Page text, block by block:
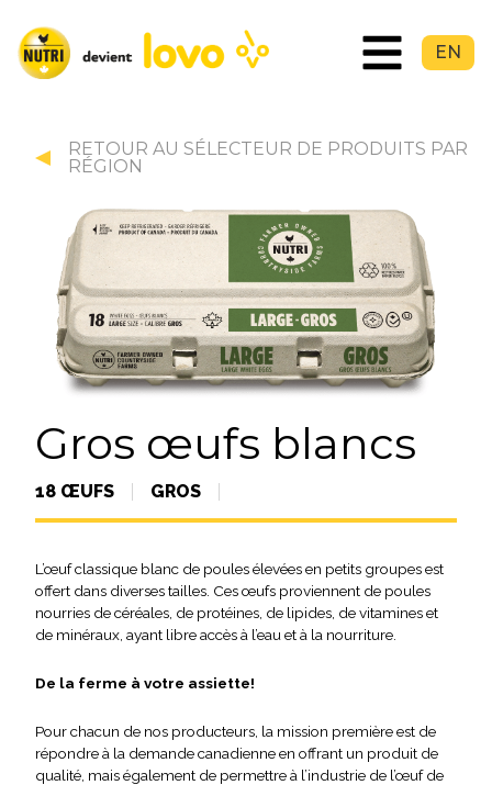
EN
RETOUR AU SÉLECTEUR DE PRODUITS PAR
RÉGION
Gros œufs blancs
18 ŒUFS GROS
L’œuf classique blanc de poules élevées en petits groupes est
offert dans diverses tailles. Ces œufs proviennent de poules
nourries de céréales, de protéines, de lipides, de vitamines et
de minéraux, ayant libre accès à l’eau et à la nourriture.
De la ferme à votre assiette!
Pour chacun de nos producteurs, la mission première est de
répondre à la demande canadienne en offrant un produit de
qualité, mais également de permettre à l’industrie de l’œuf de